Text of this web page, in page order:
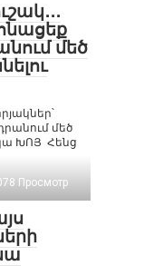
մեծ
մեծ
կա ԽՈՅ Հենց
Просмотр